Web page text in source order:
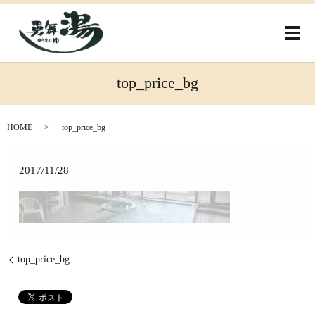
メ
top_price_bg
HOME top_price_bg
2017/11/28
top_price_bg